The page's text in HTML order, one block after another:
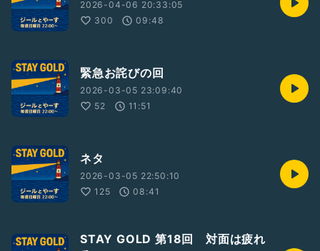
2026-04-06 20:33:05
300
09:48
緊急お詫びの回
2026-03-05 23:09:40
52
11:51
ネタ
2026-03-05 22:50:10
125
08:41
STAY GOLD 第18回 対面は疲れ